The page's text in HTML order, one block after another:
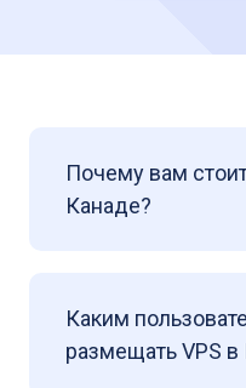
Почему вам
Канаде?
Каким
размещать VPS в